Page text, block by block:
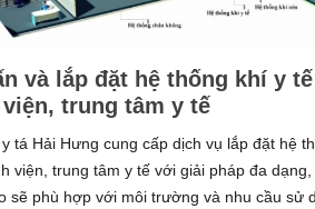
và lắp đặt hệ thống khí y
trung tâm y tế
tá Hải Hưng cung cấp dịch vụ lắp đặt hệ
viện, trung tâm y tế với giải pháp đa
sẽ phù hợp với môi trường và nhu cầu sử